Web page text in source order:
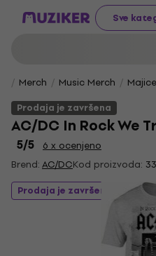
Sve
Merch Music Merch
Majice
Prodaja je završena
AC/DC In Rock We
5/5
6 x ocenjeno
Brend:AC/DCKod proizvoda:
Prodaja je završena